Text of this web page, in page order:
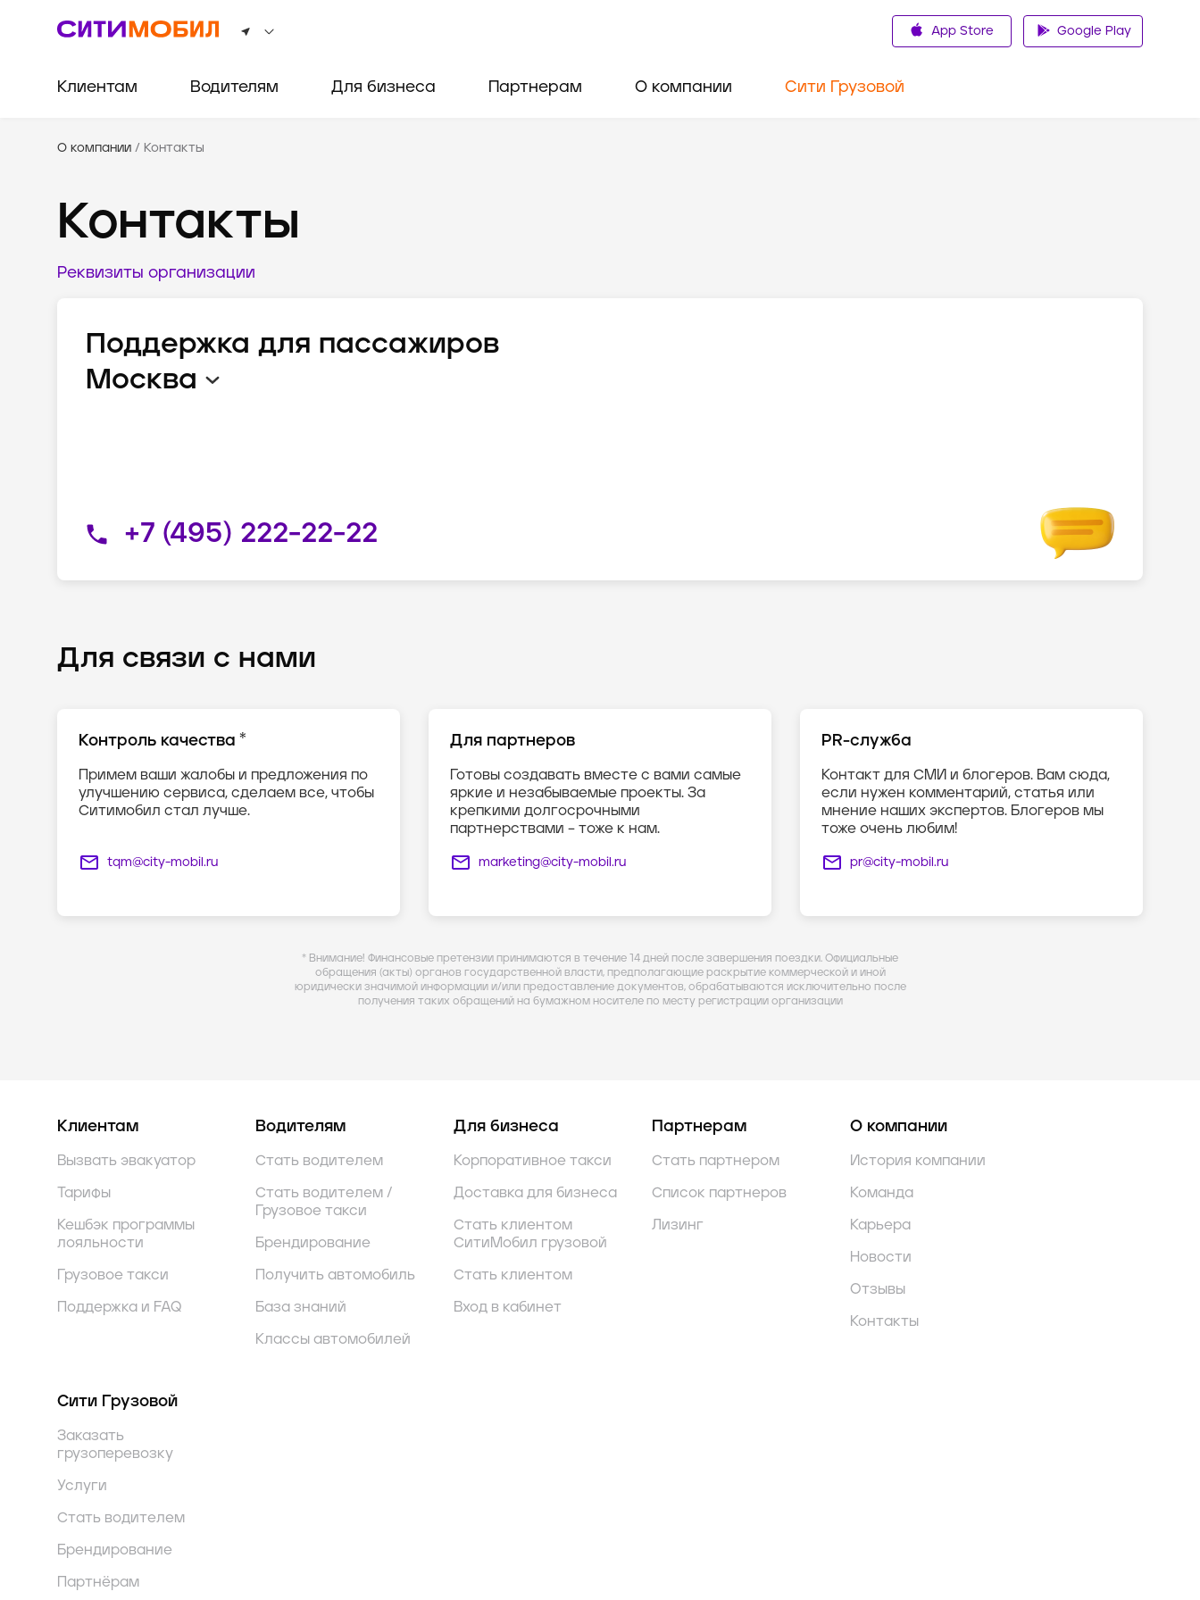
App Store Google Play
Клиентам Водителям Для бизнеса Партнерам О компании Сити Грузовой
О компании / Контакты
Контакты
Реквизиты организации
Поддержка для пассажиров
Москва
+7 (495) 222-22-22
Для связи с нами
Контроль качества *
Примем ваши жалобы и предложения по
улучшению сервиса, сделаем все, чтобы
Ситимобил стал лучше.
tqm@city-mobil.ru
Для партнеров
Готовы создавать вместе с вами самые
яркие и незабываемые проекты. За
крепкими долгосрочными
партнерствами – тоже к нам.
marketing@city-mobil.ru
PR-служба
Контакт для СМИ и блогеров. Вам сюда,
если нужен комментарий, статья или
мнение наших экспертов. Блогеров мы
тоже очень любим!
pr@city-mobil.ru
* Внимание! Финансовые претензии принимаются в течение 14 дней после завершения поездки. Официальные
обращения (акты) органов государственной власти, предполагающие раскрытие коммерческой и иной
юридически значимой информации и/или предоставление документов, обрабатываются исключительно после
получения таких обращений на бумажном носителе по месту регистрации организации
Клиентам
Вызвать эвакуатор
Тарифы
Кешбэк программы
лояльности
Грузовое такси
Поддержка и FAQ
Водителям
Стать водителем
Стать водителем /
Грузовое такси
Брендирование
Получить автомобиль
База знаний
Классы автомобилей
Для бизнеса
Корпоративное такси
Доставка для бизнеса
Стать клиентом
СитиМобил грузовой
Стать клиентом
Вход в кабинет
Партнерам
Стать партнером
Список партнеров
Лизинг
О компании
История компании
Команда
Карьера
Новости
Отзывы
Контакты
Сити Грузовой
Заказать
грузоперевозку
Услуги
Стать водителем
Брендирование
Партнёрам